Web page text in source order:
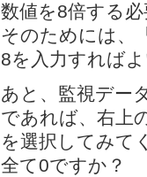
数値を8倍する
そのためには、
8を入力すれば
あと、監視デー
であれば、右上
を選択してみて
全て0ですか？